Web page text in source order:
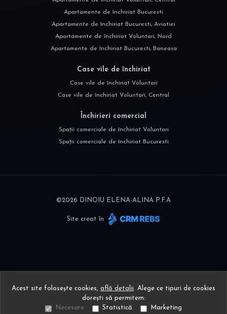
Apartamente de închiriat Bucuresti
Apartamente de închiriat Bucuresti, Aviatiei
Apartamente de închiriat Voluntari, Nord
Apartamente de închiriat Bucuresti, Baneasa
Case vile de închiriat
Case vile de închiriat Voluntari
Case vile de închiriat Voluntari, Central
Închirieri comercial
Spații comerciale de închiriat Voluntari
Spații comerciale de închiriat Bucuresti
©2026 DINOIU ELENA-ALINA P.F.A
Site creat în
Acest site folosește cookies, află detalii. Alege ce tipuri de cookies
dorești să permitem:
Necesare
Statistică Marketing